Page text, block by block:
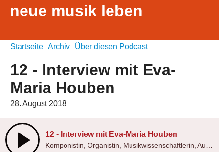
neue musik leben
Startseite Archiv Über diesen Podcast
12 - Interview mit Eva-
Maria Houben
28. August 2018
12 - Interview mit Eva-Maria Houben